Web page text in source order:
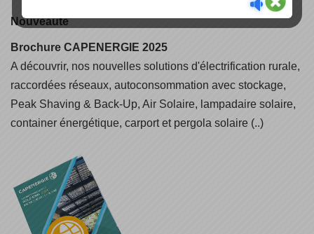
Nouveauté
Brochure CAPENERGIE 2025
A découvrir, nos nouvelles solutions d'électrification rurale,
raccordées réseaux, autoconsommation avec stockage,
Peak Shaving & Back-Up, Air Solaire, lampadaire solaire,
container énergétique, carport et pergola solaire (..)